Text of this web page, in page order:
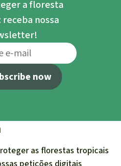
a floresta
nossa
now
as florestas tropicais